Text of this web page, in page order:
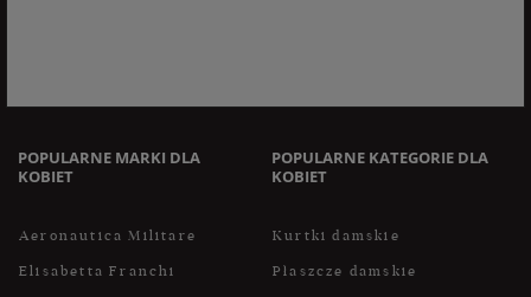
POPULARNE MARKI DLA
KOBIET
Aeronautica Militare
Elisabetta Franchi
POPULARNE KATEGORIE DLA
KOBIET
Kurtki damskie
Płaszcze damskie